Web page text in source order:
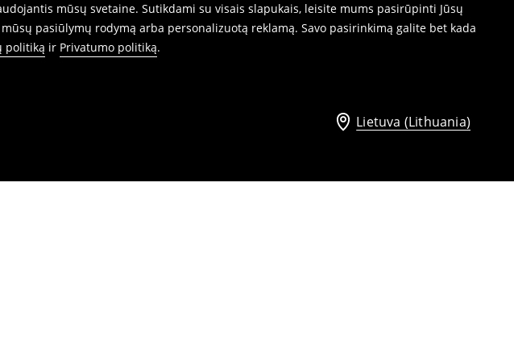
mūsų svetaine. Sutikdami su visais slapukais, leisite mums pasirūpinti Jūsų
pasiūlymų rodymą arba personalizuotą reklamą. Savo pasirinkimą galite bet kada
politiką ir Privatumo politiką.
Lietuva (Lithuania)